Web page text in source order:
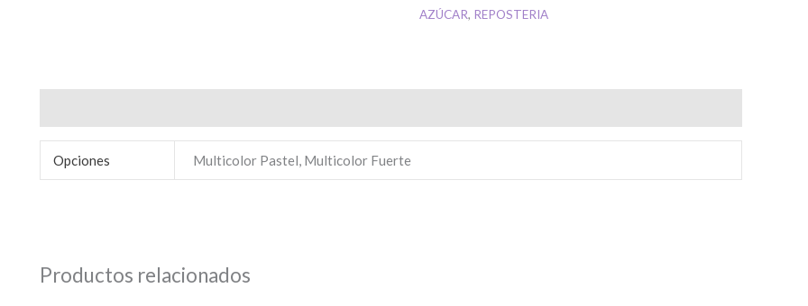
AZÚCAR, REPOSTERIA
Opciones Multicolor Pastel, Multicolor Fuerte
Productos relacionados
Dirección*